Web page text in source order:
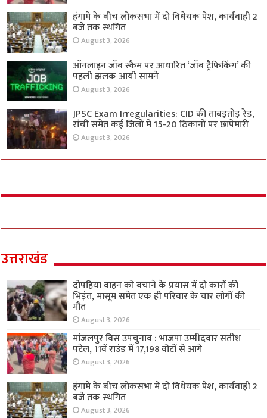
हंगामे के बीच लोकसभा में दो विधेयक पेश, कार्यवाही 2
बजे तक स्थगित
August 3, 2026
ऑनलाइन जॉब स्कैम पर आधारित ‘जॉब ट्रैफिकिंग’ की
पहली झलक आयी सामने
August 3, 2026
JPSC Exam Irregularities: CID की ताबड़तोड़ रेड,
रांची समेत कई जिलों में 15-20 ठिकानों पर छापेमारी
August 3, 2026
उत्तराखंड
दोपहिया वाहन को बचाने के प्रयास में दो कारों की
भिड़ंत, मासूम समेत एक ही परिवार के चार लोगों की
मौत
August 3, 2026
मांजलपुर विस उपचुनाव : भाजपा उम्मीदवार सतीश
पटेल, 11वें राउंड में 17,198 वोटों से आगे
August 3, 2026
हंगामे के बीच लोकसभा में दो विधेयक पेश, कार्यवाही 2
बजे तक स्थगित
August 3, 2026